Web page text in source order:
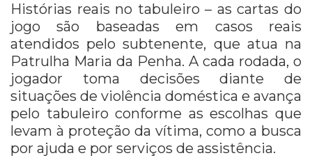
Histórias reais no tabuleiro – as cartas do
jogo são baseadas em casos reais
atendidos pelo subtenente, que atua na
Patrulha Maria da Penha. A cada rodada, o
jogador toma decisões diante de
situações de violência doméstica e avança
pelo tabuleiro conforme as escolhas que
levam à proteção da vítima, como a busca
por ajuda e por serviços de assistência.